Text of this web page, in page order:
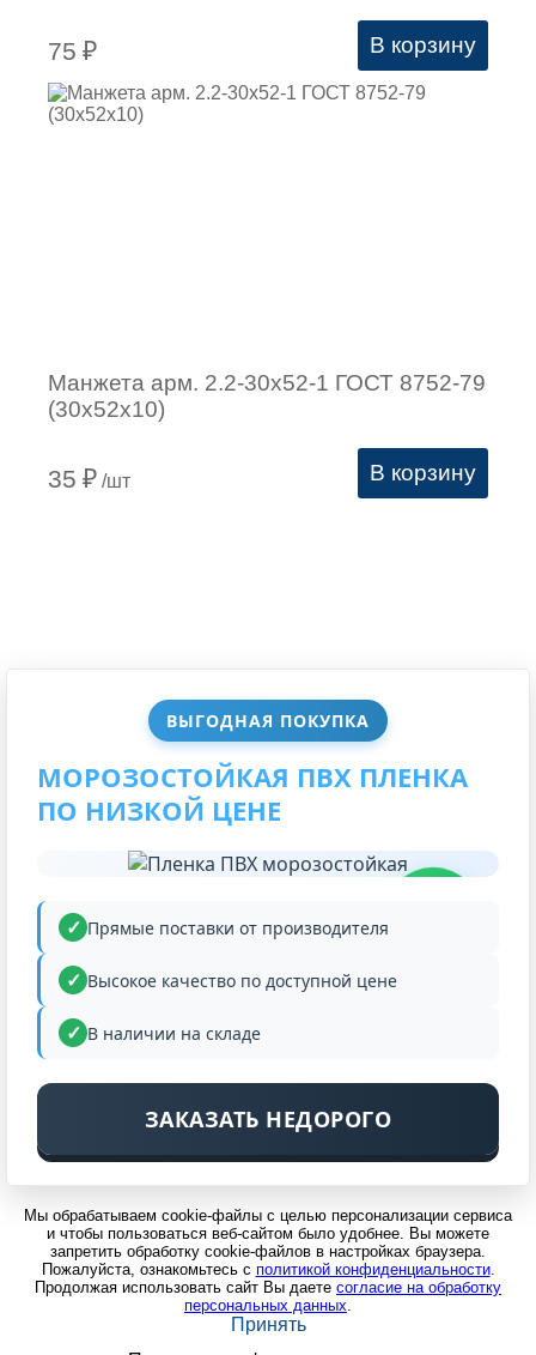
ВЫГОДНАЯ ПОКУПКА
МОРОЗОСТОЙКАЯ ПВХ ПЛЕНКА
ПО НИЗКОЙ ЦЕНЕ
Прямые поставки от производителя
Высокое качество по доступной цене
В наличии на складе
ЗАКАЗАТЬ НЕДОРОГО
75 ₽ В корзину
Манжета арм. 2.2-30х52-1 ГОСТ 8752-79
(30х52х10)
35 ₽ /шт В корзину
Мы обрабатываем cookie-файлы с целью персонализации сервиса
и чтобы пользоваться веб-сайтом было удобнее. Вы можете
запретить обработку cookie-файлов в настройках браузера.
Пожалуйста, ознакомьтесь с политикой конфиденциальности.
Продолжая использовать сайт Вы даете согласие на обработку
персональных данных.
Принять